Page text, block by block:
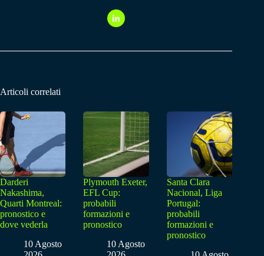
Articoli correlati
Darderi
Nakashima,
Quarti Montreal:
pronostico e
dove vederla
10 Agosto
Plymouth Exeter,
EFL Cup:
probabili
formazioni e
pronostico
10 Agosto
Santa Clara
Nacional, Liga
Portugal:
probabili
formazioni e
pronostico